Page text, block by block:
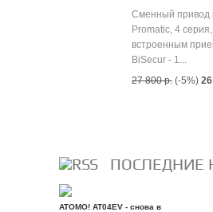
Сменный привод
Promatic, 4
встроенным
BiSecur - 1...
27 800 р. (-5%)
ПОСЛЕДНИЕ
ATOMO! AT04EV - снова в